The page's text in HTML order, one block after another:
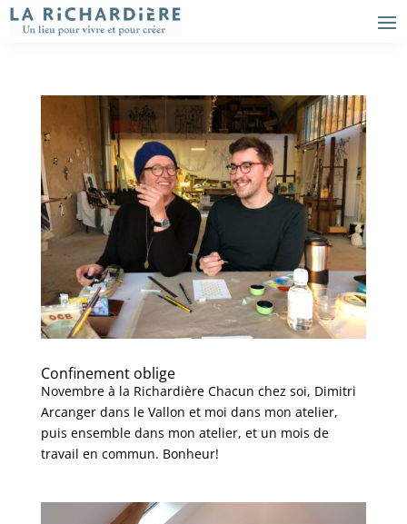
Confinement oblige
Novembre à la Richardière Chacun chez soi, Dimitri
Arcanger dans le Vallon et moi dans mon atelier,
puis ensemble dans mon atelier, et un mois de
travail en commun. Bonheur!